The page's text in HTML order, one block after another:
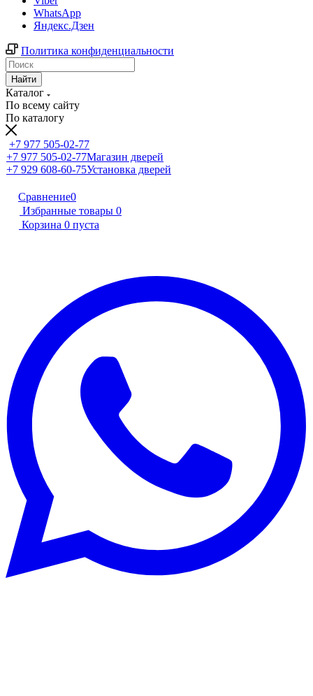
WhatsApp
Яндекс.Дзен
Политика конфиденциальности
Найти
Каталог
По всему сайту
По каталогу
+7 977 505-02-77
+7 977 505-02-77Магазин дверей
+7 929 608-60-75Установка дверей
Сравнение0
Избранные товары 0
Корзина 0 пуста